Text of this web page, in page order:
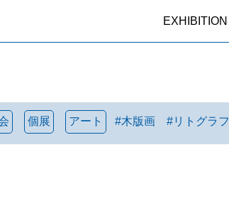
EXHIBITION
個展 アート #木版画 #リトグラフ